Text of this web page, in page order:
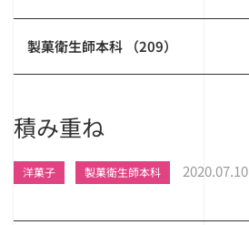
製菓衛生師本科 （209）
積み重ね
洋菓子 製菓衛生師本科 2020.07.10